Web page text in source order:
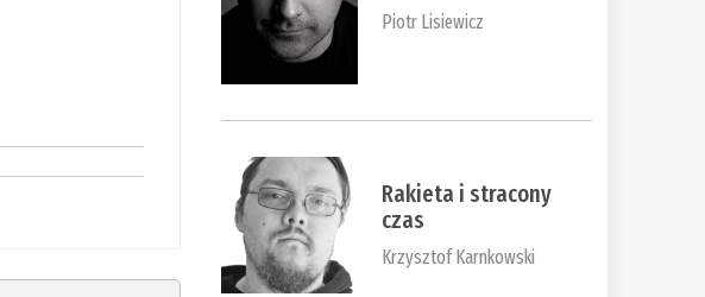
Piotr Lisiewicz
Rakieta i stracony
czas
Krzysztof Karnkowski